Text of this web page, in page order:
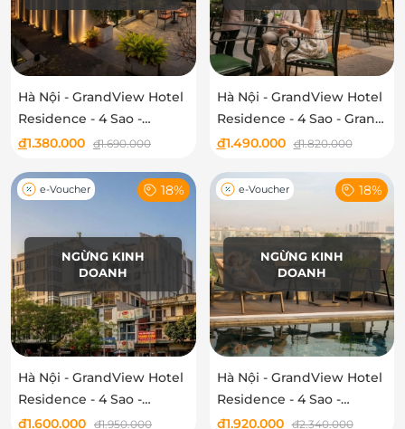
Hà Nội - GrandView Hotel
Residence - 4 Sao -
Deluxe Room
đ1.380.000 đ1.690.000
Hà Nội - GrandView Hotel
Residence - 4 Sao - Grand
Deluxe Room
đ1.490.000 đ1.820.000
NGỪNG KINH
DOANH
e-Voucher 18%
Hà Nội - GrandView Hotel
Residence - 4 Sao -
Premier Room
đ1.600.000 đ1.950.000
NGỪNG KINH
DOANH
e-Voucher 18%
Hà Nội - GrandView Hotel
Residence - 4 Sao -
Executive Room
đ1.920.000 đ2.340.000